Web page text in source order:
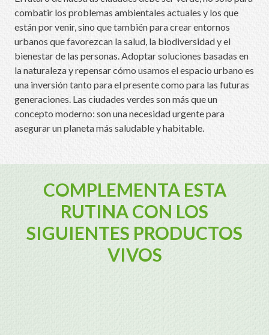
combatir los problemas ambientales actuales y los que
están por venir, sino que también para crear entornos
urbanos que favorezcan la salud, la biodiversidad y el
bienestar de las personas. Adoptar soluciones basadas en
la naturaleza y repensar cómo usamos el espacio urbano es
una inversión tanto para el presente como para las futuras
generaciones. Las ciudades verdes son más que un
concepto moderno: son una necesidad urgente para
asegurar un planeta más saludable y habitable.
COMPLEMENTA ESTA
RUTINA CON LOS
SIGUIENTES PRODUCTOS
VIVOS